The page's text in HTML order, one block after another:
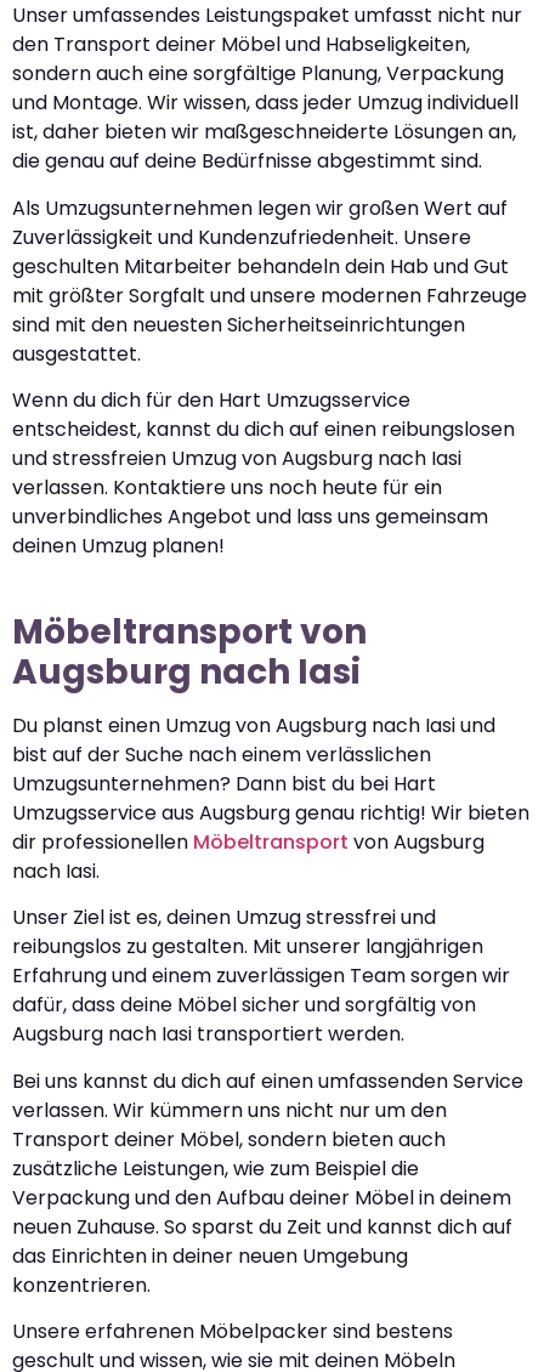
Unser umfassendes Leistungspaket umfasst nicht nur
den Transport deiner Möbel und Habseligkeiten,
sondern auch eine sorgfältige Planung, Verpackung
und Montage. Wir wissen, dass jeder Umzug individuell
ist, daher bieten wir maßgeschneiderte Lösungen an,
die genau auf deine Bedürfnisse abgestimmt sind.
Als Umzugsunternehmen legen wir großen Wert auf
Zuverlässigkeit und Kundenzufriedenheit. Unsere
geschulten Mitarbeiter behandeln dein Hab und Gut
mit größter Sorgfalt und unsere modernen Fahrzeuge
sind mit den neuesten Sicherheitseinrichtungen
ausgestattet.
Wenn du dich für den Hart Umzugsservice
entscheidest, kannst du dich auf einen reibungslosen
und stressfreien Umzug von Augsburg nach Iasi
verlassen. Kontaktiere uns noch heute für ein
unverbindliches Angebot und lass uns gemeinsam
deinen Umzug planen!
Möbeltransport von
Augsburg nach Iasi
Du planst einen Umzug von Augsburg nach Iasi und
bist auf der Suche nach einem verlässlichen
Umzugsunternehmen? Dann bist du bei Hart
Umzugsservice aus Augsburg genau richtig! Wir bieten
dir professionellen Möbeltransport von Augsburg
nach Iasi.
Unser Ziel ist es, deinen Umzug stressfrei und
reibungslos zu gestalten. Mit unserer langjährigen
Erfahrung und einem zuverlässigen Team sorgen wir
dafür, dass deine Möbel sicher und sorgfältig von
Augsburg nach Iasi transportiert werden.
Bei uns kannst du dich auf einen umfassenden Service
verlassen. Wir kümmern uns nicht nur um den
Transport deiner Möbel, sondern bieten auch
zusätzliche Leistungen, wie zum Beispiel die
Verpackung und den Aufbau deiner Möbel in deinem
neuen Zuhause. So sparst du Zeit und kannst dich auf
das Einrichten in deiner neuen Umgebung
konzentrieren.
Unsere erfahrenen Möbelpacker sind bestens
geschult und wissen, wie sie mit deinen Möbeln